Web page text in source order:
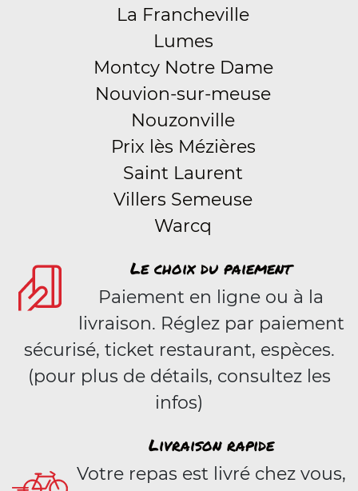
La Francheville
Lumes
Montcy Notre Dame
Nouvion-sur-meuse
Nouzonville
Prix lès Mézières
Saint Laurent
Villers Semeuse
Warcq
Le choix du paiement
Paiement en ligne ou à la
livraison. Réglez par paiement
sécurisé, ticket restaurant, espèces.
(pour plus de détails, consultez les
infos)
Livraison rapide
Votre repas est livré chez vous,